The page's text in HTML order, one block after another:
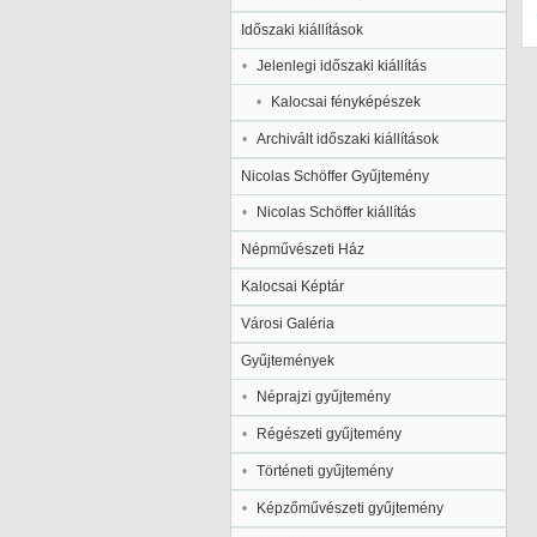
Időszaki kiállítások
Jelenlegi időszaki kiállítás
Kalocsai fényképészek
Archivált időszaki kiállítások
Nicolas Schöffer Gyűjtemény
Nicolas Schöffer kiállítás
Népművészeti Ház
Kalocsai Képtár
Városi Galéria
Gyűjtemények
Néprajzi gyűjtemény
Régészeti gyűjtemény
Történeti gyűjtemény
Képzőművészeti gyűjtemény